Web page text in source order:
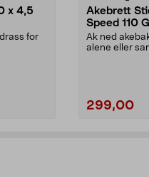
x 4,5
for
Akebrett
Speed 110
Ak ned
alene eller
299,00